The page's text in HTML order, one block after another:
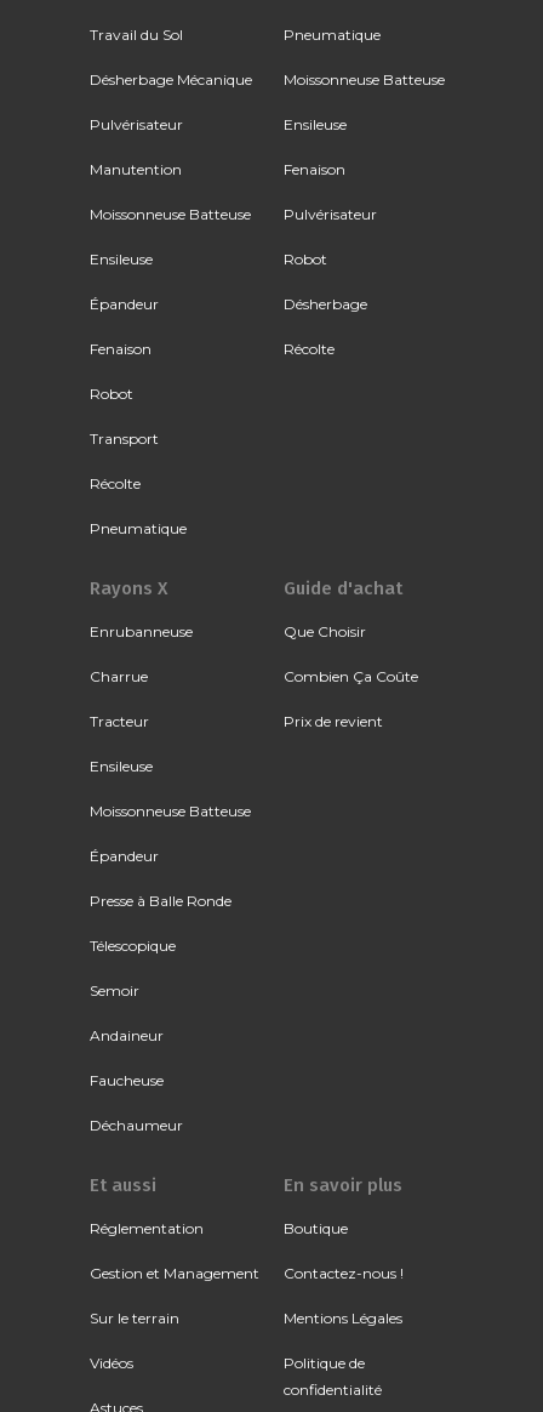
Travail du Sol
Désherbage Mécanique
Pulvérisateur
Manutention
Moissonneuse Batteuse
Ensileuse
Épandeur
Fenaison
Robot
Transport
Récolte
Pneumatique
Pneumatique
Moissonneuse Batteuse
Ensileuse
Fenaison
Pulvérisateur
Robot
Désherbage
Récolte
Rayons X
Enrubanneuse
Charrue
Tracteur
Ensileuse
Moissonneuse Batteuse
Épandeur
Presse à Balle Ronde
Télescopique
Semoir
Andaineur
Faucheuse
Déchaumeur
Guide d'achat
Que Choisir
Combien Ça Coûte
Prix de revient
Et aussi
Réglementation
Gestion et Management
Sur le terrain
Vidéos
Astuces
En savoir plus
Boutique
Contactez-nous !
Mentions Légales
Politique de
confidentialité